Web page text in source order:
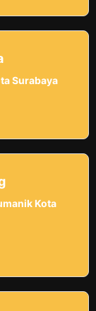
Surabaya
Kota